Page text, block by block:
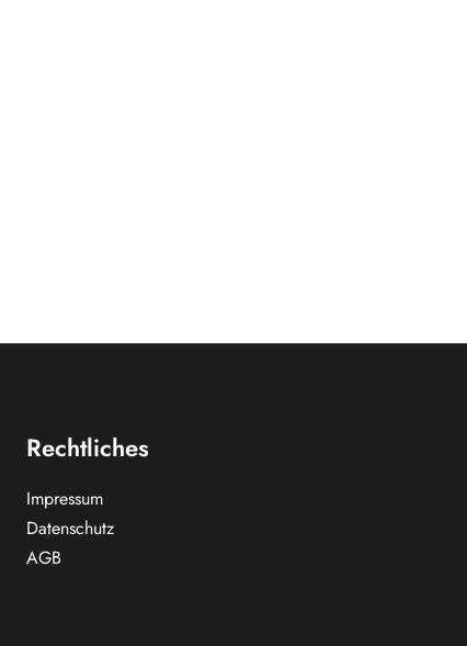
Rechtliches
Impressum
Datenschutz
AGB